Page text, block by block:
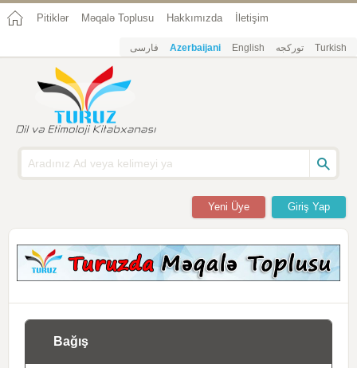
Pitiklər Məqalə Toplusu Hakkımızda İletişim
فارسی Azerbaijani English تورکجه Turkish
Giriş Yap
Yeni Üye
Bağış